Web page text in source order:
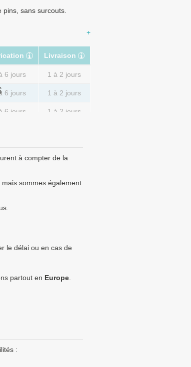
pins, sans surcouts.
+
Livraison
6 jours 1 à 2 jours
6 jours 1 à 2 jours
6 jours 1 à 2 jours
8 jours 1 à 2 jours
15 jours 1 à 2 jours
devis personnalisé
à compter de la
mais sommes également
le délai ou en cas de
partout en Europe
: